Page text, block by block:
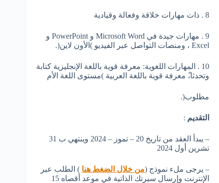
8 . ذات مهارات خلاقة وفعالة وقيادية
9 . مهارات جيدة في Microsoft Word و PowerPoint و
Excel ، ومنصات التواصل عبر الفيديو )الأون لاين(.
10 . المهارات اللغوية: معرفة قوية باللغة الإنجليزية كتابة
وتحدثا،ً معرفة قوية باللغة العربية )مستوى اللغة الأم
مطلوب(.
التقديم :
– يبدأ العقد من تاريخ 20 – تموز – 2024 وينتهي ب 31
تشرين أول 2024
– يرجى ملء نموذج (من خلال الضغط هنا ) الطلب عبر
الإنترنت وإرسال سيرتك الذاتية في موعد أقصاه 15